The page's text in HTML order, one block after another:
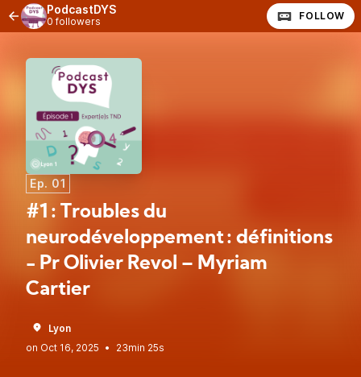
PodcastDYS
0 followers FOLLOW
Ep. 01
#1 : Troubles du
neurodéveloppement : définitions
- Pr Olivier Revol – Myriam
Cartier
Lyon
•
23min 25s